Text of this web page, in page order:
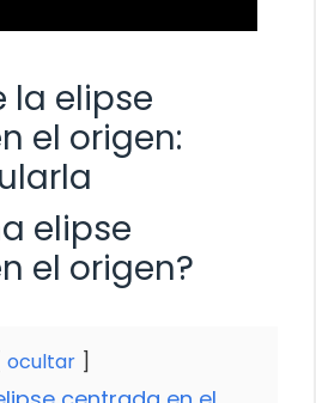
la elipse
el origen:
elipse
el origen?
ocultar